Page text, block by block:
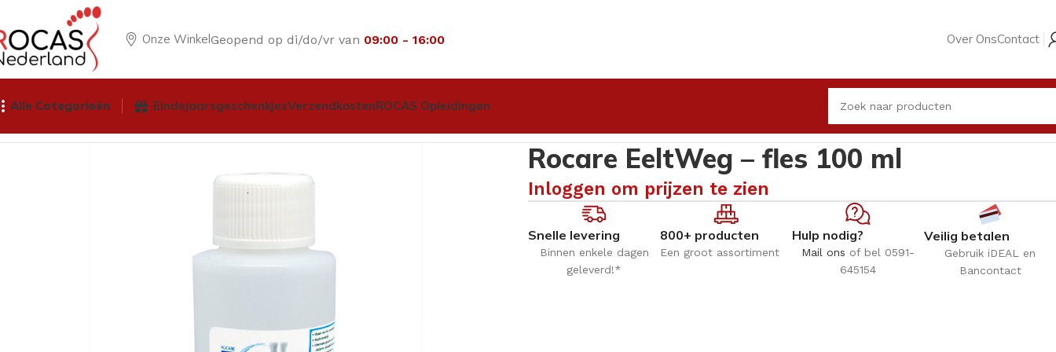
Onze WinkelGeopend op di/do/vr van 09:00 - 16:00 Over OnsContact
Alle Categorieën EindejaarsgeschenkjesVerzendkostenROCAS Opleidingen
Rocare EeltWeg – fles 100 ml
Inloggen om prijzen te zien
Snelle levering
Binnen enkele dagen
geleverd!*
800+ producten
Een groot assortiment
Hulp nodig?
Mail ons of bel 0591-
645154
Veilig betalen
Gebruik iDEAL en
Bancontact